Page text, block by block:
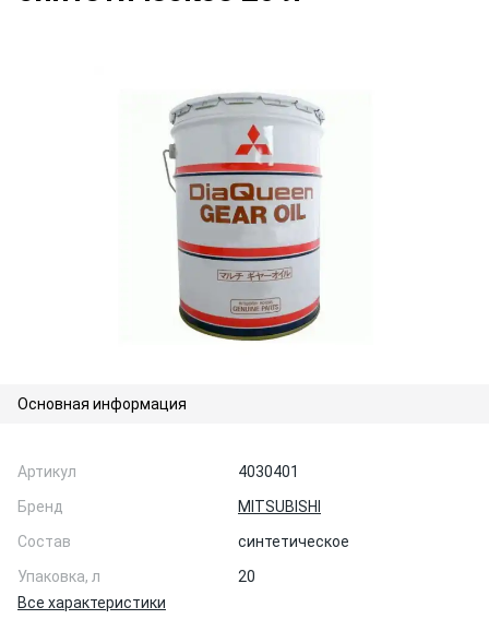
Основная информация
Артикул
4030401
Бренд
MITSUBISHI
Состав
синтетическое
Упаковка, л
20
Все характеристики